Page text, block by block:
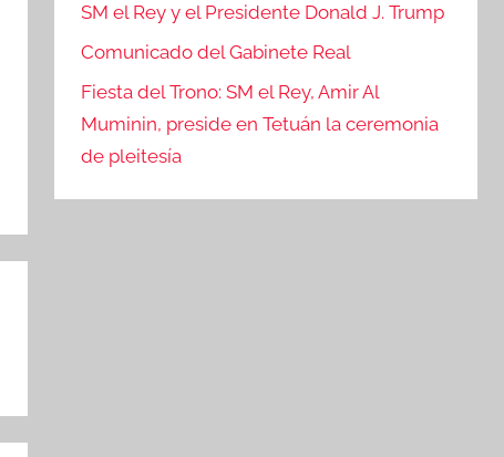
SM el Rey y el Presidente Donald J. Trump
Comunicado del Gabinete Real
Fiesta del Trono: SM el Rey, Amir Al
Muminin, preside en Tetuán la ceremonia
de pleitesía